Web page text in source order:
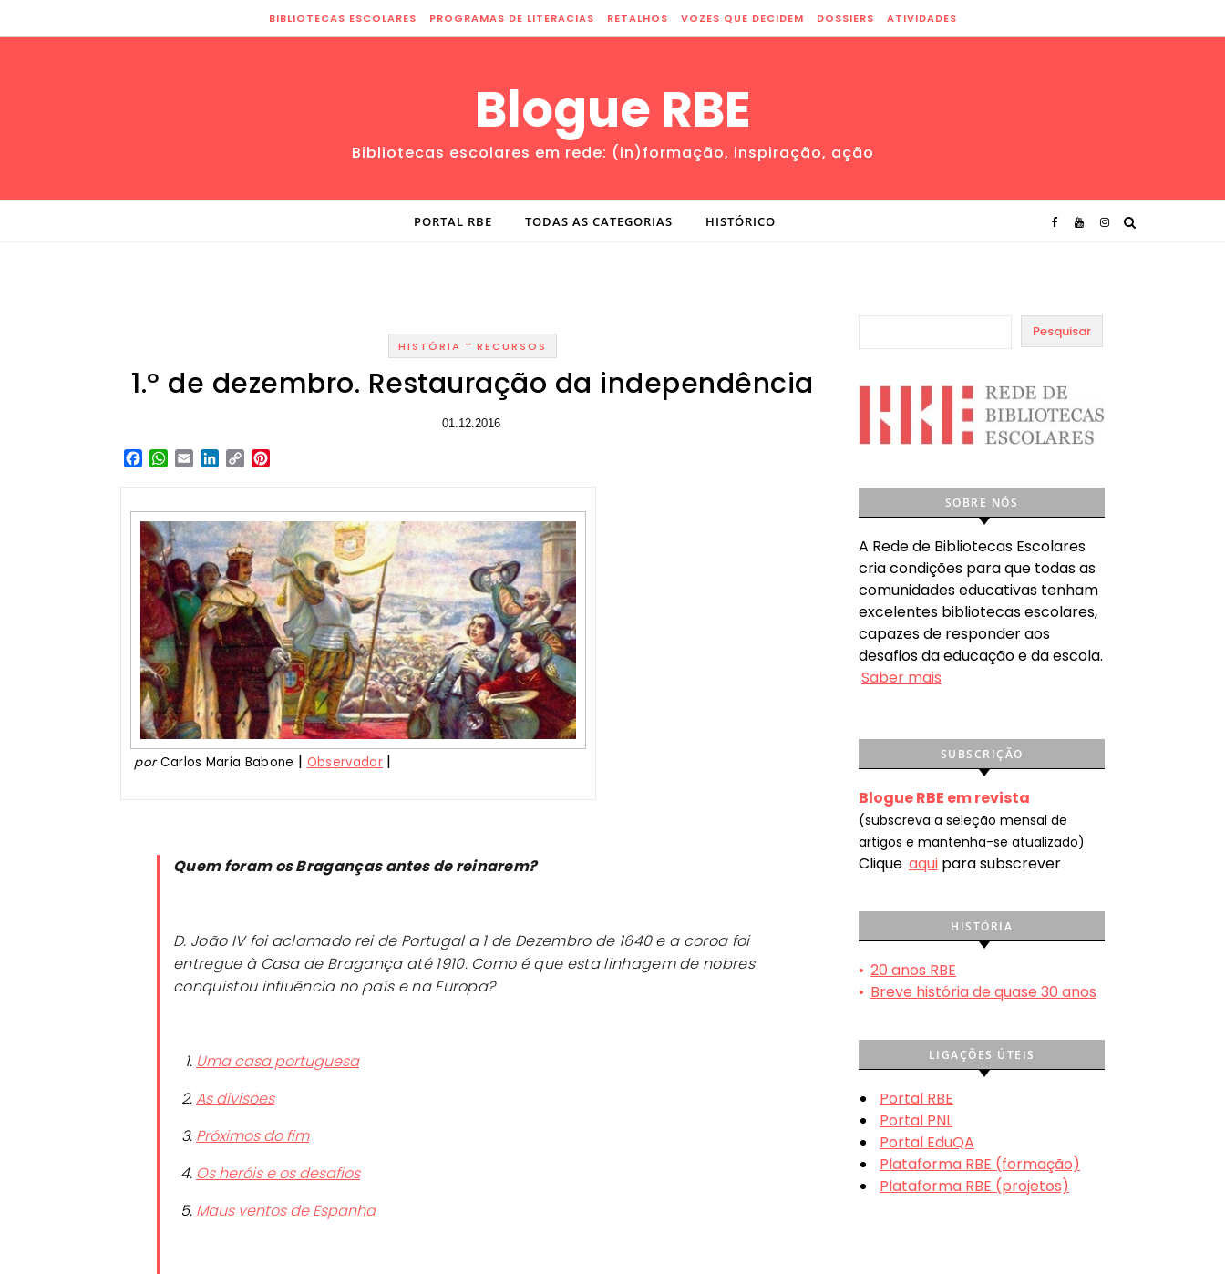
BIBLIOTECAS ESCOLARES PROGRAMAS DE LITERACIAS RETALHOS VOZES QUE DECIDEM DOSSIERS ATIVIDADES
Blogue RBE
Bibliotecas escolares em rede: (in)formação, inspiração, ação
PORTAL RBE TODAS AS CATEGORIAS HISTÓRICO
HISTÓRIA - RECURSOS
1.º de dezembro. Restauração da independência
01.12.2016
Facebook
WhatsApp
EmailLinkedIn
Copy
porCarlos Maria Babone | Observador|
Quem foram os Braganças antes de reinarem?
D. João IV foi aclamado rei de Portugal a 1 de Dezembro de 1640 e a coroa foi
entregue à Casa de Bragança até 1910. Como é que esta linhagem de nobres
conquistou influência no país e na Europa?
Uma casa portuguesa
As divisões
Próximos do fim
Os heróis e os desafios
Maus ventos de Espanha
Pesquisar
SOBRE NÓS
A Rede de Bibliotecas Escolares
cria condições para que todas as
comunidades educativas tenham
excelentes bibliotecas escolares,
capazes de responder aos
desafios da educação e da escola.
Saber mais
SUBSCRIÇÃO
Blogue RBE em revista
(subscreva a seleção mensal de
artigos e mantenha-se atualizado)
Clique aqui para subscrever
HISTÓRIA
• 20 anos RBE
• Breve história de quase 30 anos
LIGAÇÕES ÚTEIS
Portal RBE
Portal PNL
Portal EduQA
Plataforma RBE (formação)
Plataforma RBE (projetos)